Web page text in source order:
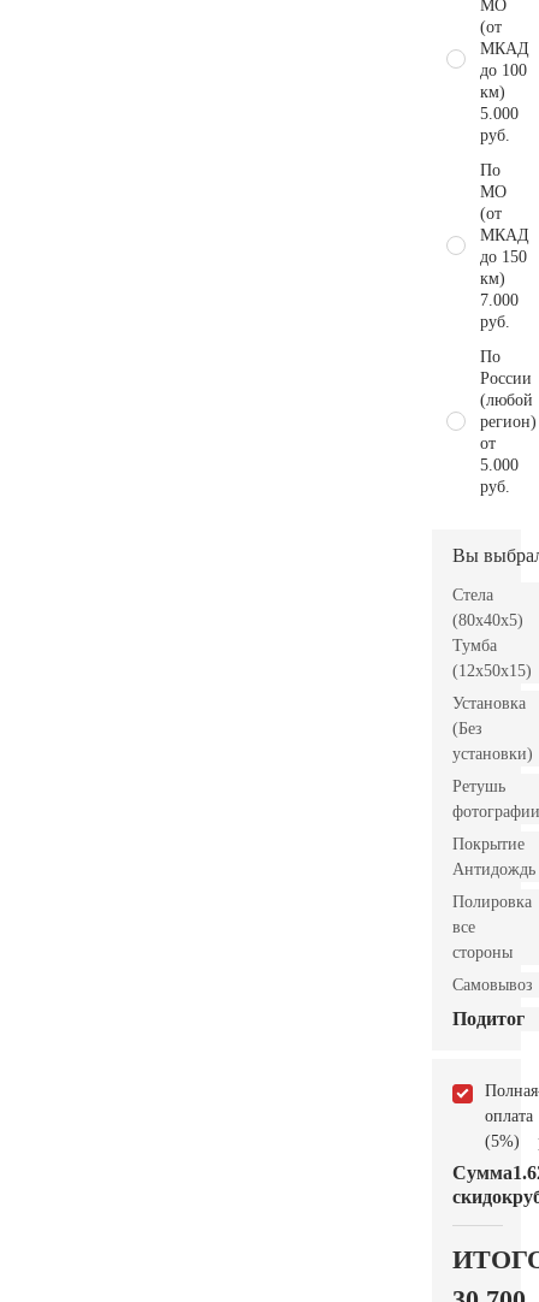
МО
(от
МКАД
до 100
км)
5.000
руб.
По
МО
(от
МКАД
до 150
км)
7.000
руб.
По
России
(любой
регион)
от
5.000
руб.
Вы
Стела
(80x40x5)
Тумба
(12x50x15)
Установка
(Без
установки)
Ретушь
фотографии
Покрытие
Антидождь
Полировка
все
стороны
Самовывоз
Подитог
Полная
оплата
(5%)
Сумма
скидок